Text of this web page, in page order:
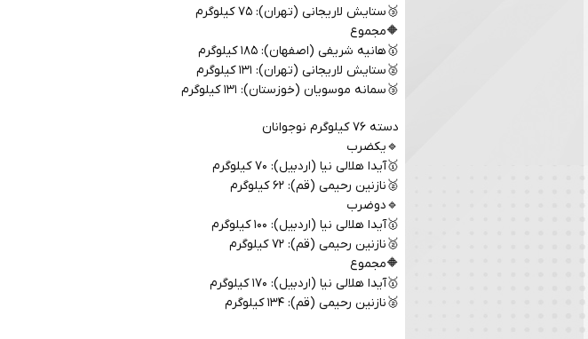
🥉ستایش لاریجانی (تهران): ۷۵ کیلوگرم
🔶مجموع
🥇هانیه شریفی (اصفهان): ۱۸۵ کیلوگرم
🥈ستایش لاریجانی (تهران): ۱۳۱ کیلوگرم
🥉سمانه موسویان (خوزستان): ۱۳۱ کیلوگرم
دسته ۷۶ کیلوگرم نوجوانان
🔹یکضرب
🥇آیدا هلالی نیا (اردبیل): ۷۰ کیلوگرم
🥈نازنین رحیمی (قم): ۶۲ کیلوگرم
🔹دوضرب
🥇آیدا هلالی نیا (اردبیل): ۱۰۰ کیلوگرم
🥈نازنین رحیمی (قم): ۷۲ کیلوگرم
🔶مجموع
🥇آیدا هلالی نیا (اردبیل): ۱۷۰ کیلوگرم
🥈نازنین رحیمی (قم): ۱۳۴ کیلوگرم